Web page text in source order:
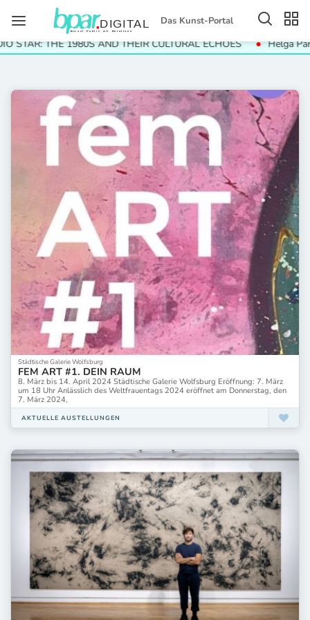
Das Kunst-Portal
THE 1980S AND THEIR CULTURAL ECHOES Helga Paris.
Städtische Galerie Wolfsburg
FEM ART #1. DEIN RAUM
8. März bis 14. April 2024 Städtische Galerie Wolfsburg Eröffnung: 7. März
um 18 Uhr Anlässlich des Weltfrauentags 2024 eröffnet am Donnerstag, den
7. März 2024,
AKTUELLE AUSTELLUNGEN